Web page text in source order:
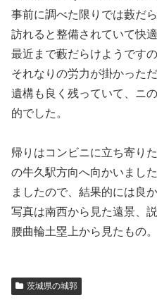
事前に調べた限りでは藪だ
訪れると整備されていて快
最近まで藪だらけようです
それなりの労力が掛かった
遺構も良く残っていて、ニ
的でした。
帰りはコンビニに立ち寄り
の牛久駅方向へ向かいまし
ましたので、結果的には良
写真は南西から見た遠景、
腰曲輪土塁上から見たもの。
茨城県の城郭